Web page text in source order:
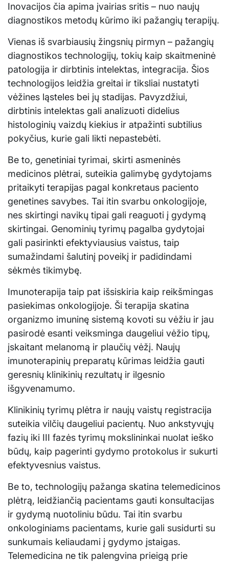
Inovacijos čia apima įvairias sritis – nuo naujų
diagnostikos metodų kūrimo iki pažangių terapijų.
Vienas iš svarbiausių žingsnių pirmyn – pažangių
diagnostikos technologijų, tokių kaip skaitmeninė
patologija ir dirbtinis intelektas, integracija. Šios
technologijos leidžia greitai ir tiksliai nustatyti
vėžines ląsteles bei jų stadijas. Pavyzdžiui,
dirbtinis intelektas gali analizuoti didelius
histologinių vaizdų kiekius ir atpažinti subtilius
pokyčius, kurie gali likti nepastebėti.
Be to, genetiniai tyrimai, skirti asmeninės
medicinos plėtrai, suteikia galimybę gydytojams
pritaikyti terapijas pagal konkretaus paciento
genetines savybes. Tai itin svarbu onkologijoje,
nes skirtingi navikų tipai gali reaguoti į gydymą
skirtingai. Genominių tyrimų pagalba gydytojai
gali pasirinkti efektyviausius vaistus, taip
sumažindami šalutinį poveikį ir padidindami
sėkmės tikimybę.
Imunoterapija taip pat išsiskiria kaip reikšmingas
pasiekimas onkologijoje. Ši terapija skatina
organizmo imuninę sistemą kovoti su vėžiu ir jau
pasirodė esanti veiksminga daugeliui vėžio tipų,
įskaitant melanomą ir plaučių vėžį. Naujų
imunoterapinių preparatų kūrimas leidžia gauti
geresnių klinikinių rezultatų ir ilgesnio
išgyvenamumo.
Klinikinių tyrimų plėtra ir naujų vaistų registracija
suteikia vilčių daugeliui pacientų. Nuo ankstyvųjų
fazių iki III fazės tyrimų mokslininkai nuolat ieško
būdų, kaip pagerinti gydymo protokolus ir sukurti
efektyvesnius vaistus.
Be to, technologijų pažanga skatina telemedicinos
plėtrą, leidžiančią pacientams gauti konsultacijas
ir gydymą nuotoliniu būdu. Tai itin svarbu
onkologiniams pacientams, kurie gali susidurti su
sunkumais keliaudami į gydymo įstaigas.
Telemedicina ne tik palengvina prieigą prie